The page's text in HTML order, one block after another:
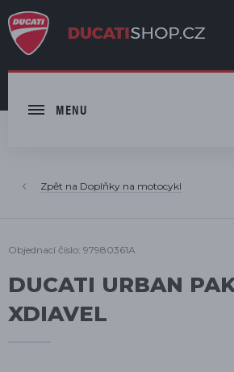
MENU
Doplňky na motocykl
Objednací číslo: 97980361A
DUCATI URBAN
XDIAVEL